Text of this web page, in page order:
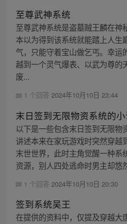
至尊武神系统
至尊武神系统是盗墓贼王麟在神
本以为得到该系统就能踏上人生
气，只能守着宝山做乞丐。幸运
越到一个灵气爆表、以武为尊的
废...
1 个回答 2024年10月10日 23:44
末日签到无限物资系统的
以下是一些包含末日签到无限物
讲述本来在家玩游戏时突然穿越
末世世界，此时主角觉醒一种系
资源，别人四处逃命时男主却悠
1 个回答 2024年10月10日 20:30
签到系统吴王
在提供的资料中，仅提及穿越大